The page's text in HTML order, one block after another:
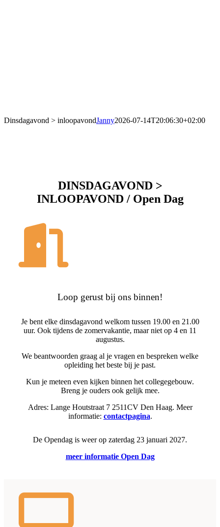
Dinsdagavond > inloopavondJanny2026-07-14T20:06:30+02:00
DINSDAGAVOND >
INLOOPAVOND / Open Dag
Loop gerust bij ons binnen!
Je bent elke dinsdagavond welkom tussen 19.00 en 21.00
uur. Ook tijdens de zomervakantie, maar niet op 4 en 11
augustus.
We beantwoorden graag al je vragen en bespreken welke
opleiding het beste bij je past.
Kun je meteen even kijken binnen het collegegebouw.
Breng je ouders ook gelijk mee.
Adres: Lange Houtstraat 7 2511CV Den Haag. Meer
informatie: contactpagina.
De Opendag is weer op zaterdag 23 januari 2027.
meer informatie Open Dag